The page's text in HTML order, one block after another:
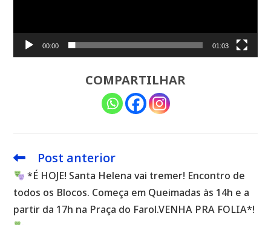
00:00 01:03
COMPARTILHAR
Leia
artigos
Post anterior
*É HOJE! Santa Helena vai tremer! Encontro de
todos os Blocos. Começa em Queimadas às 14h e a
partir da 17h na Praça do Farol.VENHA PRA FOLIA*!